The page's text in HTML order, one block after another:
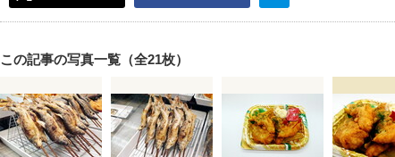
この記事の写真一覧（全21枚）